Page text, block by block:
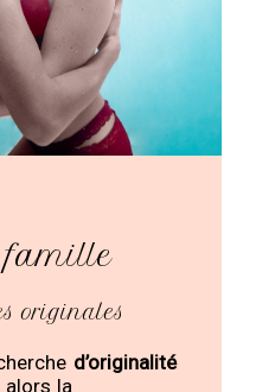
famille
originales
d’originalité
alors la